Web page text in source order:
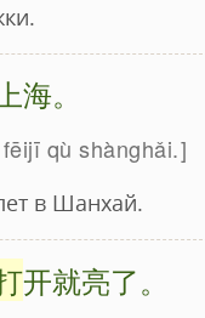
。
qù shànghǎi.
в Шанхай.
开就亮了。